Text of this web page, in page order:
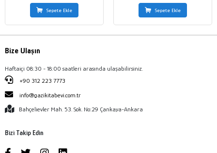
Sepete Ekle Sepete Ekle
Bize Ulaşın
Haftaiçi 08:30 - 18:00 saatleri arasında ulaşabilirsiniz.
+90 312 223 7773
info@gazikitabevi.com.tr
Bahçelievler Mah. 53. Sok. No:29 Çankaya-Ankara
Bizi Takip Edin